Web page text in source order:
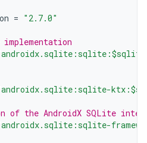
= "2.7.0"
of the AndroidX SQLite